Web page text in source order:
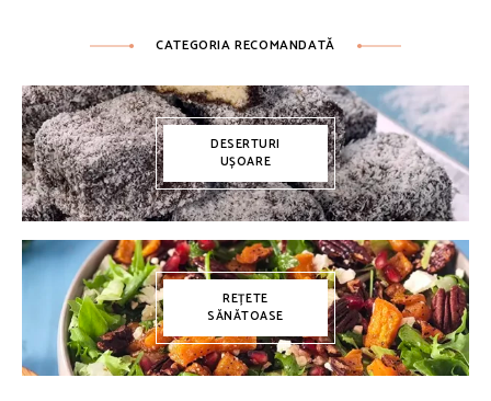
CATEGORIA RECOMANDATĂ
DESERTURI
UȘOARE
REȚETE
SĂNĂTOASE